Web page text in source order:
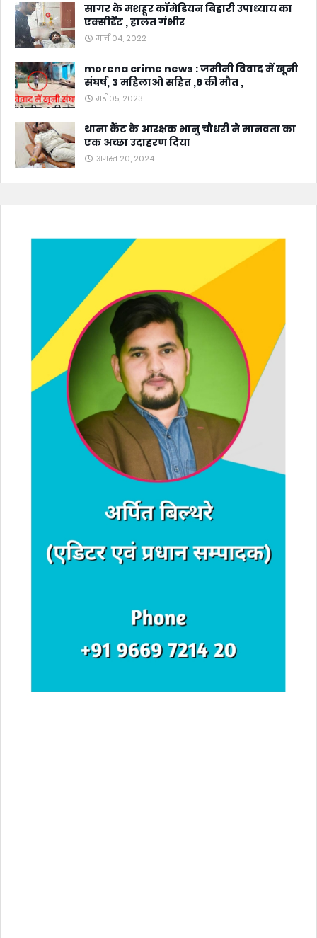
सागर के मशहूर कॉमेडियन बिहारी उपाध्याय का
एक्सीडेंट , हालत गंभीर
मार्च 04, 2022
morena crime news : जमीनी विवाद में खूनी
संघर्ष, 3 महिलाओ सहित ,6 की मौत ,
मई 05, 2023
थाना कैंट के आरक्षक भानु चौधरी ने मानवता का
एक अच्छा उदाहरण दिया
अगस्त 20, 2024